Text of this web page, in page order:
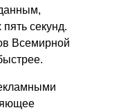
пять секунд.
Всемирной